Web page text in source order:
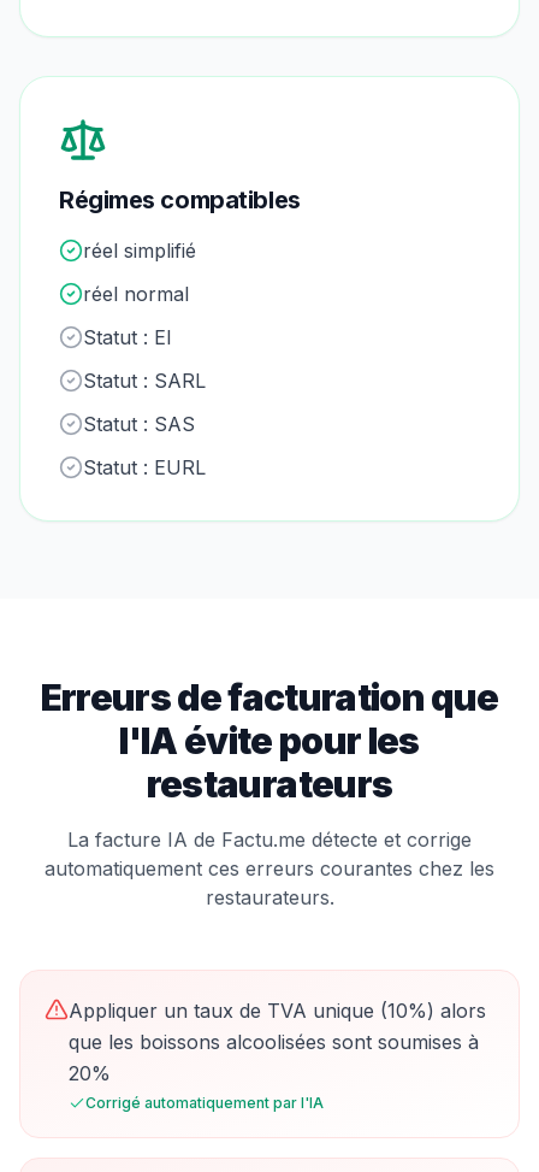
Régimes compatibles
réel simplifié
réel normal
Statut : EI
Statut : SARL
Statut : SAS
Statut : EURL
Erreurs de facturation que
l'IA évite pour les
restaurateurs
La facture IA de Factu.me détecte et corrige
automatiquement ces erreurs courantes chez les
restaurateurs.
Appliquer un taux de TVA unique (10%) alors
que les boissons alcoolisées sont soumises à
20%
Corrigé automatiquement par l'IA